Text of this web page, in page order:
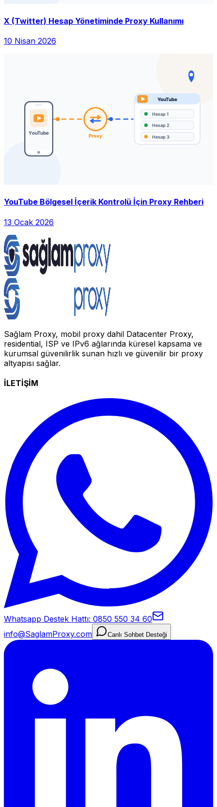
X (Twitter) Hesap Yönetiminde Proxy Kullanımı
10 Nisan 2026
YouTube Bölgesel İçerik Kontrolü İçin Proxy Rehberi
13 Ocak 2026
Sağlam Proxy, mobil proxy dahil Datacenter Proxy,
residential, ISP ve IPv6 ağlarında küresel kapsama ve
kurumsal güvenilirlik sunan hızlı ve güvenilir bir proxy
altyapısı sağlar.
İLETİŞİM
Whatsapp Destek Hattı: 0850 550 34 60
info@SaglamProxy.com
Canlı Sohbet Desteği